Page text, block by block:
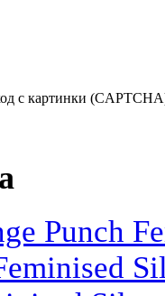
с картинки
Punch